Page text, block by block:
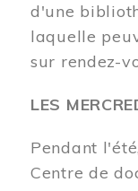
d'une
laquelle
sur rendez-
LES
Pendant
Centre de